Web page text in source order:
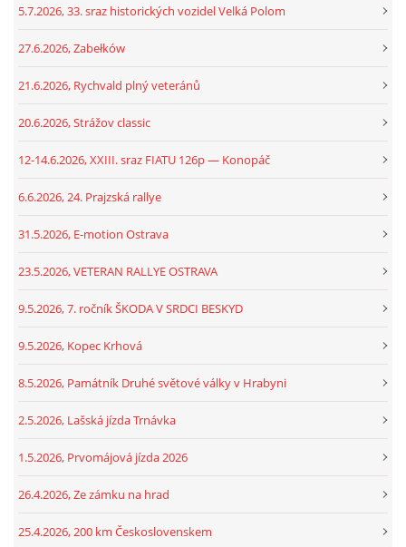
5.7.2026, 33. sraz historických vozidel Velká Polom
27.6.2026, Zabełków
21.6.2026, Rychvald plný veteránů
20.6.2026, Strážov classic
12-14.6.2026, XXIII. sraz FIATU 126p — Konopáč
6.6.2026, 24. Prajzská rallye
31.5.2026, E-motion Ostrava
23.5.2026, VETERAN RALLYE OSTRAVA
9.5.2026, 7. ročník ŠKODA V SRDCI BESKYD
9.5.2026, Kopec Krhová
8.5.2026, Památník Druhé světové války v Hrabyni
2.5.2026, Lašská jízda Trnávka
1.5.2026, Prvomájová jízda 2026
26.4.2026, Ze zámku na hrad
25.4.2026, 200 km Československem